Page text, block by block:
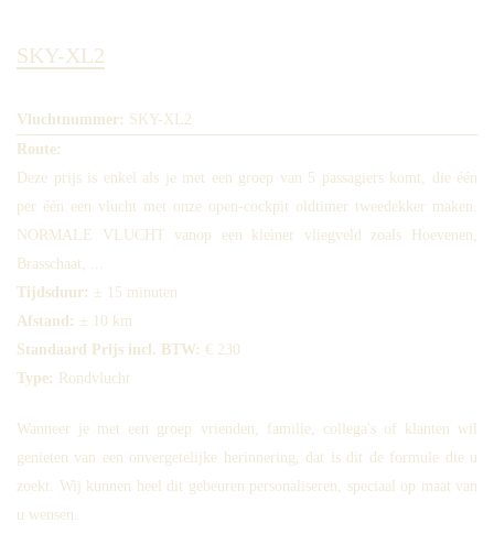
SKY-XL2
Vluchtnummer: SKY-XL2
Route:
Deze prijs is enkel als je met een groep van 5 passagiers komt, die één
per één een vlucht met onze open-cockpit oldtimer tweedekker maken.
NORMALE VLUCHT vanop een kleiner vliegveld zoals Hoevenen,
Brasschaat, ...
Tijdsduur: ± 15 minuten
Afstand: ± 10 km
Standaard Prijs incl. BTW: € 230
Type: Rondvlucht
Wanneer je met een groep vrienden, familie, collega's of klanten wil
genieten van een onvergetelijke herinnering, dat is dit de formule die u
zoekt. Wij kunnen heel dit gebeuren personaliseren, speciaal op maat van
u wensen.